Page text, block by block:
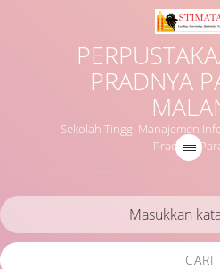
PRADNYA
Sekolah Tinggi Manajemen
Pradnya
CARI